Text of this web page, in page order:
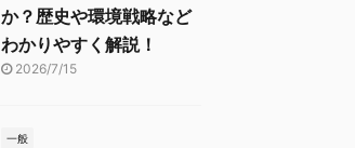
か？歴史や環境戦略など
わかりやすく解説！
2026/7/15
一般